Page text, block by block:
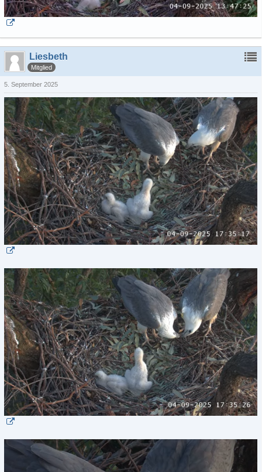
Liesbeth
Mitglied
5. September 2025